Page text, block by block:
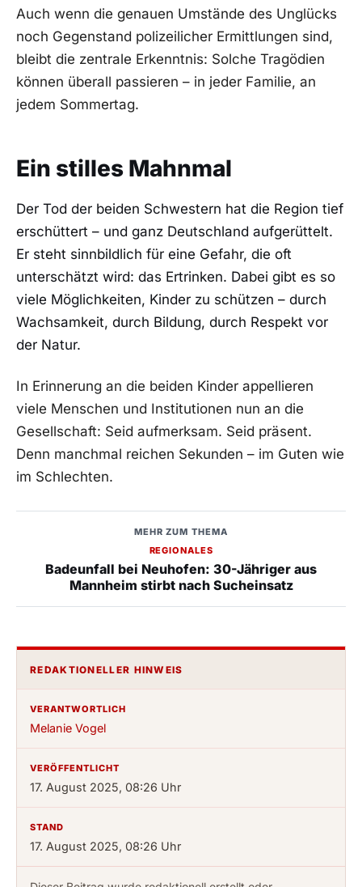
Auch wenn die genauen Umstände des Unglücks
noch Gegenstand polizeilicher Ermittlungen sind,
bleibt die zentrale Erkenntnis: Solche Tragödien
können überall passieren – in jeder Familie, an
jedem Sommertag.
Ein stilles Mahnmal
Der Tod der beiden Schwestern hat die Region tief
erschüttert – und ganz Deutschland aufgerüttelt.
Er steht sinnbildlich für eine Gefahr, die oft
unterschätzt wird: das Ertrinken. Dabei gibt es so
viele Möglichkeiten, Kinder zu schützen – durch
Wachsamkeit, durch Bildung, durch Respekt vor
der Natur.
In Erinnerung an die beiden Kinder appellieren
viele Menschen und Institutionen nun an die
Gesellschaft: Seid aufmerksam. Seid präsent.
Denn manchmal reichen Sekunden – im Guten wie
im Schlechten.
MEHR ZUM THEMA
REGIONALES
Badeunfall bei Neuhofen: 30-Jähriger aus
Mannheim stirbt nach Sucheinsatz
REDAKTIONELLER HINWEIS
VERANTWORTLICH
Melanie Vogel
VERÖFFENTLICHT
17. August 2025, 08:26 Uhr
STAND
17. August 2025, 08:26 Uhr